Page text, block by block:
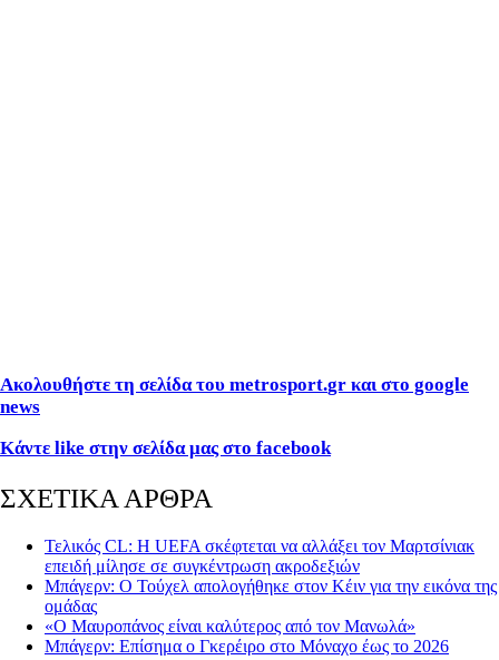
Ακολουθήστε τη σελίδα του metrosport.gr και στο google
news
Κάντε like στην σελίδα μας στο facebook
ΣΧΕΤΙΚΑ ΑΡΘΡΑ
Τελικός CL: Η UEFA σκέφτεται να αλλάξει τον Μαρτσίνιακ
επειδή μίλησε σε συγκέντρωση ακρoδεξιών
Μπάγερν: Ο Τούχελ απολογήθηκε στον Κέιν για την εικόνα της
ομάδας
«Ο Μαυροπάνος είναι καλύτερος από τον Μανωλά»
Μπάγερν: Επίσημα ο Γκερέιρο στο Μόναχο έως το 2026